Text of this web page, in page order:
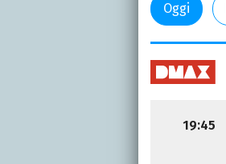
Oggi
19:45